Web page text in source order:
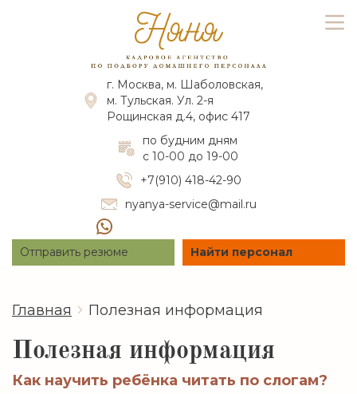
г. Москва, м. Шаболовская,
м. Тульская. Ул. 2-я
Рощинская д.4, офис 417
по будним дням
с 10-00 до 19-00
+7(910) 418-42-90
nyanya-service@mail.ru
Отправить резюме Найти персонал
Главная Полезная информация
Полезная информация
Как научить ребёнка читать по слогам?